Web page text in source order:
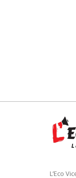
L’Eco